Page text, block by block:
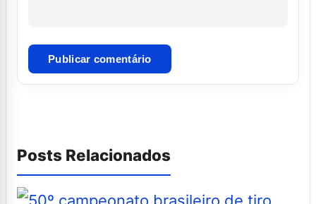
Posts Relacionados